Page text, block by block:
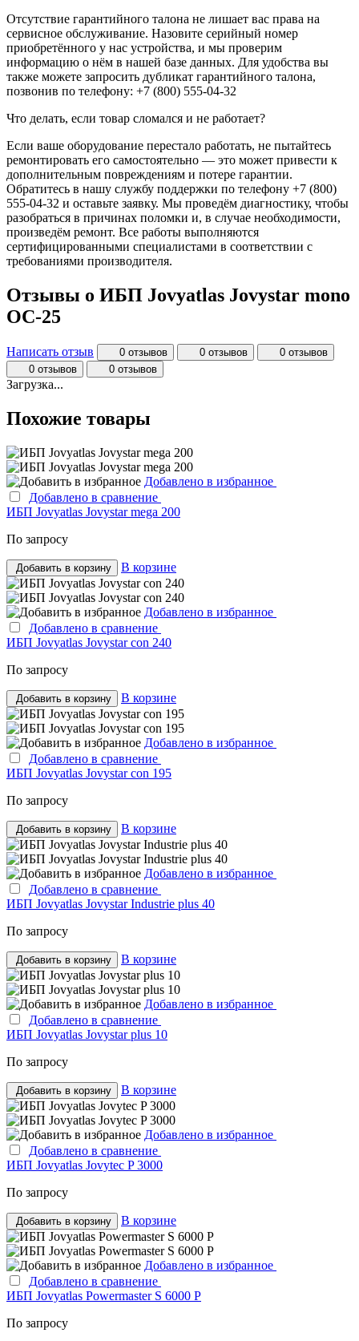
Отсутствие гарантийного талона не лишает вас права на
сервисное обслуживание. Назовите серийный номер
приобретённого у нас устройства, и мы проверим
информацию о нём в нашей базе данных. Для удобства вы
также можете запросить дубликат гарантийного талона,
позвонив по телефону: +7 (800) 555-04-32
Что делать, если товар сломался и не работает?
Если ваше оборудование перестало работать, не пытайтесь
ремонтировать его самостоятельно — это может привести к
дополнительным повреждениям и потере гарантии.
Обратитесь в нашу службу поддержки по телефону +7 (800)
555-04-32 и оставьте заявку. Мы проведём диагностику, чтобы
разобраться в причинах поломки и, в случае необходимости,
произведём ремонт. Все работы выполняются
сертифицированными специалистами в соответствии с
требованиями производителя.
Отзывы о ИБП Jovyatlas Jovystar mono
OC-25
Написать отзыв 0 отзывов 0 отзывов
0 отзывов
0 отзывов
0 отзывов
Загрузка...
Похожие товары
Добавлено в избранное
Добавлено в сравнение
ИБП Jovyatlas Jovystar mega 200
По запросу
Добавить в корзину В корзине
Добавлено в избранное
Добавлено в сравнение
ИБП Jovyatlas Jovystar con 240
По запросу
Добавить в корзину В корзине
Добавлено в избранное
Добавлено в сравнение
ИБП Jovyatlas Jovystar con 195
По запросу
Добавить в корзину В корзине
Добавлено в избранное
Добавлено в сравнение
ИБП Jovyatlas Jovystar Industrie plus 40
По запросу
Добавить в корзину В корзине
Добавлено в избранное
Добавлено в сравнение
ИБП Jovyatlas Jovystar plus 10
По запросу
Добавить в корзину В корзине
Добавлено в избранное
Добавлено в сравнение
ИБП Jovyatlas Jovytec P 3000
По запросу
Добавить в корзину В корзине
Добавлено в избранное
Добавлено в сравнение
ИБП Jovyatlas Powermaster S 6000 Р
По запросу